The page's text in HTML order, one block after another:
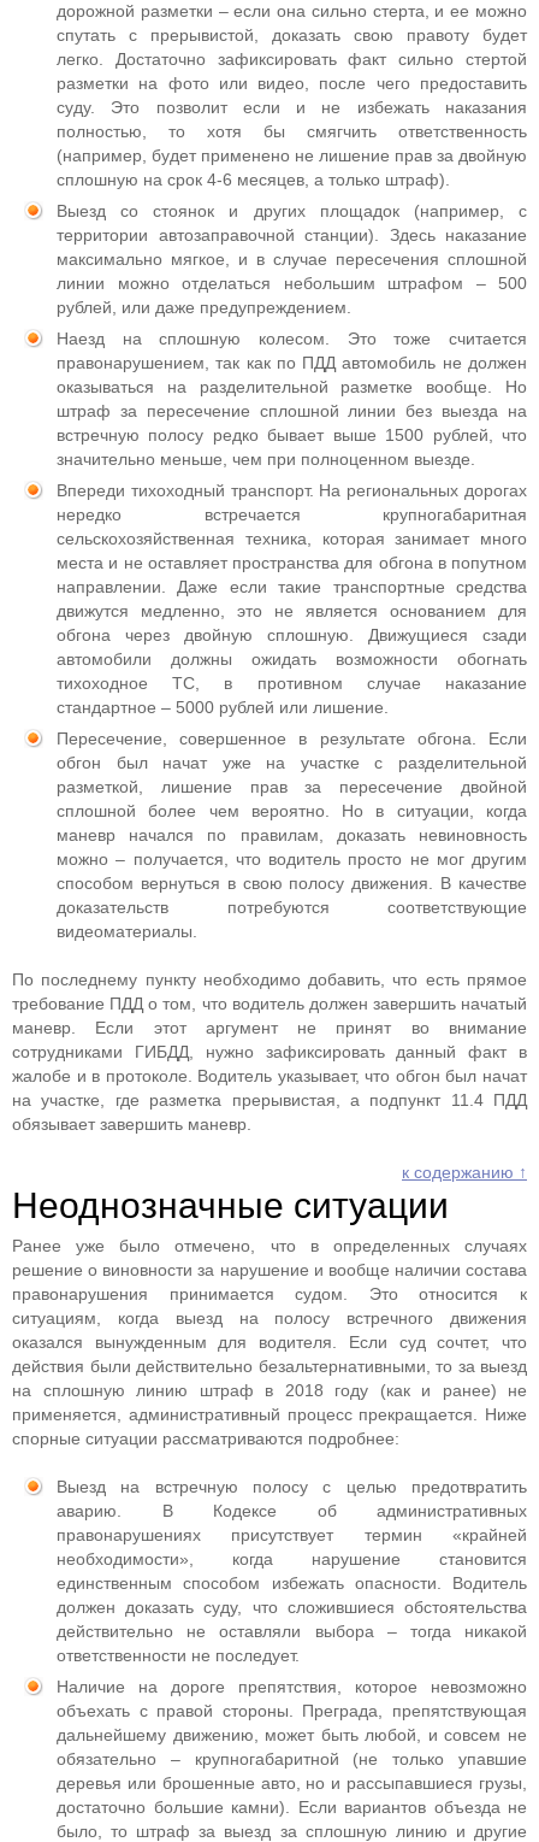
дорожной разметки – если она сильно стерта, и ее можно
спутать с прерывистой, доказать свою правоту будет
легко. Достаточно зафиксировать факт сильно стертой
разметки на фото или видео, после чего предоставить
суду. Это позволит если и не избежать наказания
полностью, то хотя бы смягчить ответственность
(например, будет применено не лишение прав за двойную
сплошную на срок 4-6 месяцев, а только штраф).
Выезд со стоянок и других площадок (например, с
территории автозаправочной станции). Здесь наказание
максимально мягкое, и в случае пересечения сплошной
линии можно отделаться небольшим штрафом – 500
рублей, или даже предупреждением.
Наезд на сплошную колесом. Это тоже считается
правонарушением, так как по ПДД автомобиль не должен
оказываться на разделительной разметке вообще. Но
штраф за пересечение сплошной линии без выезда на
встречную полосу редко бывает выше 1500 рублей, что
значительно меньше, чем при полноценном выезде.
Впереди тихоходный транспорт. На региональных дорогах
нередко встречается крупногабаритная
сельскохозяйственная техника, которая занимает много
места и не оставляет пространства для обгона в попутном
направлении. Даже если такие транспортные средства
движутся медленно, это не является основанием для
обгона через двойную сплошную. Движущиеся сзади
автомобили должны ожидать возможности обогнать
тихоходное ТС, в противном случае наказание
стандартное – 5000 рублей или лишение.
Пересечение, совершенное в результате обгона. Если
обгон был начат уже на участке с разделительной
разметкой, лишение прав за пересечение двойной
сплошной более чем вероятно. Но в ситуации, когда
маневр начался по правилам, доказать невиновность
можно – получается, что водитель просто не мог другим
способом вернуться в свою полосу движения. В качестве
доказательств потребуются соответствующие
видеоматериалы.
По последнему пункту необходимо добавить, что есть прямое
требование ПДД о том, что водитель должен завершить начатый
маневр. Если этот аргумент не принят во внимание
сотрудниками ГИБДД, нужно зафиксировать данный факт в
жалобе и в протоколе. Водитель указывает, что обгон был начат
на участке, где разметка прерывистая, а подпункт 11.4 ПДД
обязывает завершить маневр.
к содержанию ↑
Неоднозначные ситуации
Ранее уже было отмечено, что в определенных случаях
решение о виновности за нарушение и вообще наличии состава
правонарушения принимается судом. Это относится к
ситуациям, когда выезд на полосу встречного движения
оказался вынужденным для водителя. Если суд сочтет, что
действия были действительно безальтернативными, то за выезд
на сплошную линию штраф в 2018 году (как и ранее) не
применяется, административный процесс прекращается. Ниже
спорные ситуации рассматриваются подробнее:
Выезд на встречную полосу с целью предотвратить
аварию. В Кодексе об административных
правонарушениях присутствует термин «крайней
необходимости», когда нарушение становится
единственным способом избежать опасности. Водитель
должен доказать суду, что сложившиеся обстоятельства
действительно не оставляли выбора – тогда никакой
ответственности не последует.
Наличие на дороге препятствия, которое невозможно
объехать с правой стороны. Преграда, препятствующая
дальнейшему движению, может быть любой, и совсем не
обязательно – крупногабаритной (не только упавшие
деревья или брошенные авто, но и рассыпавшиеся грузы,
достаточно большие камни). Если вариантов объезда не
было, то штраф за выезд за сплошную линию и другие